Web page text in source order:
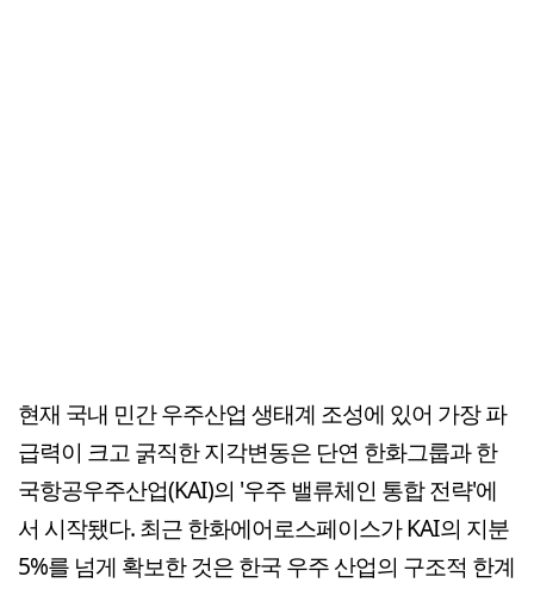
현재 국내 민간 우주산업 생태계 조성에 있어 가장 파
급력이 크고 굵직한 지각변동은 단연 한화그룹과 한
국항공우주산업(KAI)의 '우주 밸류체인 통합 전략'에
서 시작됐다. 최근 한화에어로스페이스가 KAI의 지분
5%를 넘게 확보한 것은 한국 우주 산업의 구조적 한계